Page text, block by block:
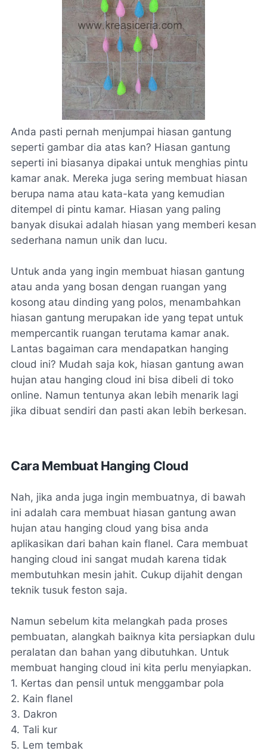
Anda pasti pernah menjumpai hiasan gantung
seperti gambar dia atas kan? Hiasan gantung
seperti ini biasanya dipakai untuk menghias pintu
kamar anak. Mereka juga sering membuat hiasan
berupa nama atau kata-kata yang kemudian
ditempel di pintu kamar. Hiasan yang paling
banyak disukai adalah hiasan yang memberi kesan
sederhana namun unik dan lucu.
Untuk anda yang ingin membuat hiasan gantung
atau anda yang bosan dengan ruangan yang
kosong atau dinding yang polos, menambahkan
hiasan gantung merupakan ide yang tepat untuk
mempercantik ruangan terutama kamar anak.
Lantas bagaiman cara mendapatkan hanging
cloud ini? Mudah saja kok, hiasan gantung awan
hujan atau hanging cloud ini bisa dibeli di toko
online. Namun tentunya akan lebih menarik lagi
jika dibuat sendiri dan pasti akan lebih berkesan.
Cara Membuat Hanging Cloud
Nah, jika anda juga ingin membuatnya, di bawah
ini adalah cara membuat hiasan gantung awan
hujan atau hanging cloud yang bisa anda
aplikasikan dari bahan kain flanel. Cara membuat
hanging cloud ini sangat mudah karena tidak
membutuhkan mesin jahit. Cukup dijahit dengan
teknik tusuk feston saja.
Namun sebelum kita melangkah pada proses
pembuatan, alangkah baiknya kita persiapkan dulu
peralatan dan bahan yang dibutuhkan. Untuk
membuat hanging cloud ini kita perlu menyiapkan.
1. Kertas dan pensil untuk menggambar pola
2. Kain flanel
3. Dakron
4. Tali kur
5. Lem tembak